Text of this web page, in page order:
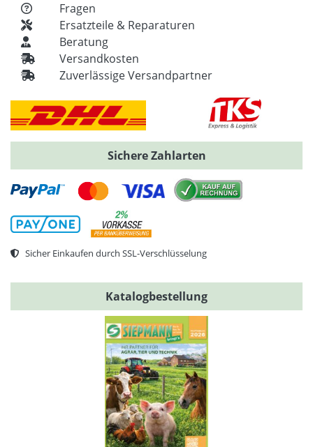
Fragen
Ersatzteile & Reparaturen
Beratung
Versandkosten
Zuverlässige Versandpartner
Sichere Zahlarten
Sicher Einkaufen durch SSL-Verschlüsselung
Katalogbestellung